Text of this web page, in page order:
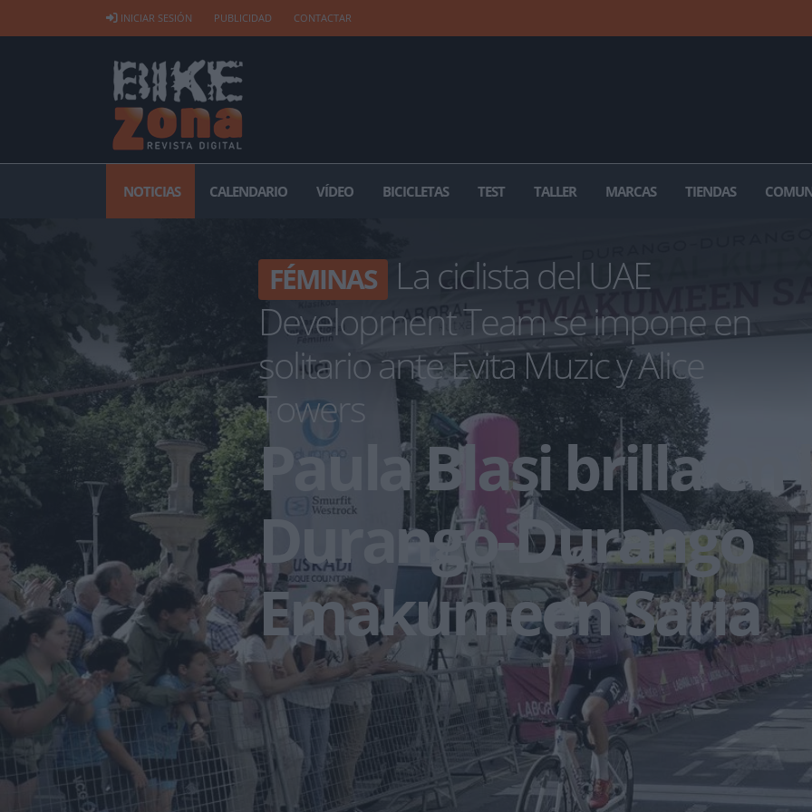
INICIAR SESIÓN PUBLICIDAD CONTACTAR
NOTICIAS CALENDARIO VÍDEO BICICLETAS TEST TALLER MARCAS TIENDAS
FÉMINAS La ciclista del UAE
Development Team se impone en
solitario ante Evita Muzic y Alice
Towers
Paula Blasi brilla en
Durango-Durango
Emakumeen Saria